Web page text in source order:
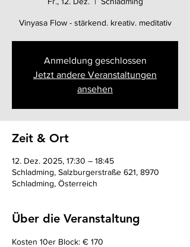
Vinyasa Flow - stärkend. kreativ. meditativ
Anmeldung geschlossen
Jetzt andere Veranstaltungen
ansehen
Zeit & Ort
12. Dez. 2025, 17:30 – 18:45
Schladming, Salzburgerstraße 621, 8970
Schladming, Österreich
Über die Veranstaltung
Kosten 10er Block: € 170